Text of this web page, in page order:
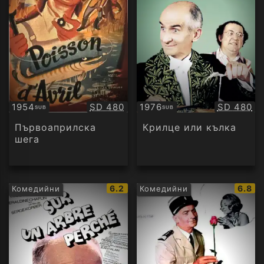
1954SUB
Субтитри Качество:
SD 480
Първоаприлска
шега
1976SUB
Субтитри SD 480
Крилце или кълка
Комедийни
IMDb
рейтинг:
6.2 Комедийни
IMDb
6.8